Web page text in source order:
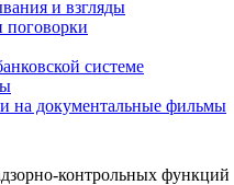
и взгляды
системе
на документальные фильмы
контрольных функций